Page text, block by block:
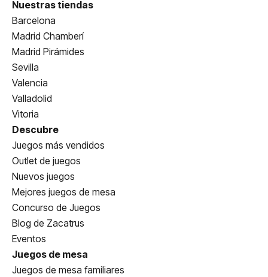
Nuestras tiendas
Barcelona
Madrid Chamberí
Madrid Pirámides
Sevilla
Valencia
Valladolid
Vitoria
Descubre
Juegos más vendidos
Outlet de juegos
Nuevos juegos
Mejores juegos de mesa
Concurso de Juegos
Blog de Zacatrus
Eventos
Juegos de mesa
Juegos de mesa familiares